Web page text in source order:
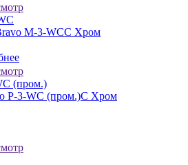
M-3-WCC Хром
P-3-WC (пром.)C Хром